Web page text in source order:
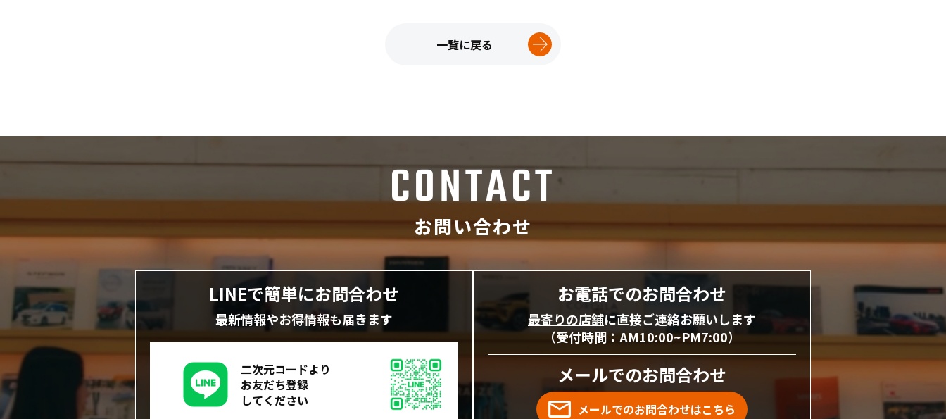
一覧に戻る
CONTACT
お問い合わせ
LINEで簡単にお問合わせ
最新情報やお得情報も届きます
二次元コードより
お友だち登録
してください
お電話でのお問合わせ
最寄りの店舗に直接ご連絡お願いします
（受付時間：AM10:00~PM7:00）
メールでのお問合わせ
メールでのお問合わせはこちら